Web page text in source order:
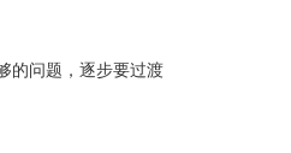
的问题，逐步要过渡